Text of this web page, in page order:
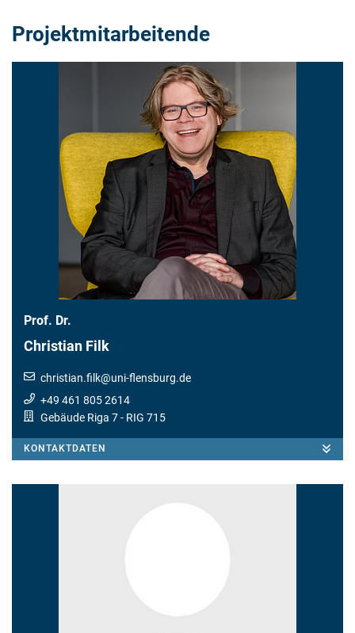
Projektmitarbeitende
Prof. Dr.
Christian Filk
christian.filk@uni-flensburg.de
+49 461 805 2614
Gebäude Riga 7- RIG 715
KONTAKTDATEN